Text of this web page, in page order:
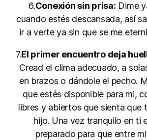
6.Conexión sin prisa: Dime
cuando estés descansada, así
ir a verte ya sin que se me
7.El primer encuentro deja
Cread el clima adecuado, a
en brazos o dándole el pecho.
que estés disponible para mi,
libres y abiertos que sienta que
hijo. Una vez tranquilo en ti
preparado para que entre